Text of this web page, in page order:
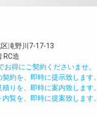
滝野川7-17-13
造
お得にご契約くださいませ。
約を、即時に提示致します。
りを、即時に案内致します。
覧を、即時に提案致します。